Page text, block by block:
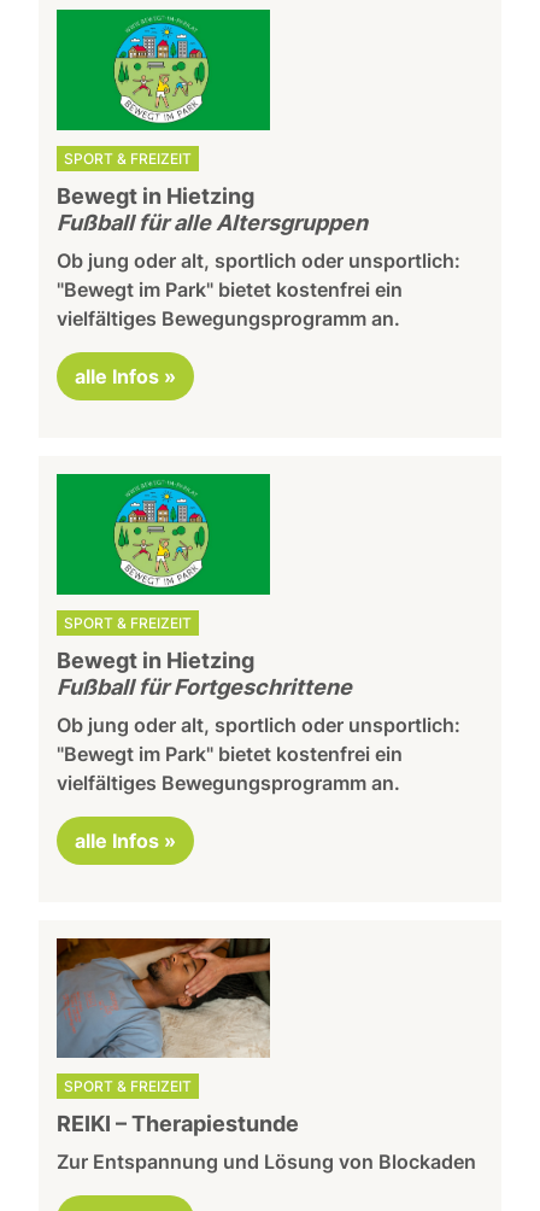
SPORT & FREIZEIT
Bewegt in Hietzing
Fußball für alle Altersgruppen
Ob jung oder alt, sportlich oder unsportlich:
"Bewegt im Park" bietet kostenfrei ein
vielfältiges Bewegungsprogramm an.
alle Infos »
SPORT & FREIZEIT
Bewegt in Hietzing
Fußball für Fortgeschrittene
Ob jung oder alt, sportlich oder unsportlich:
"Bewegt im Park" bietet kostenfrei ein
vielfältiges Bewegungsprogramm an.
alle Infos »
SPORT & FREIZEIT
REIKI – Therapiestunde
Zur Entspannung und Lösung von Blockaden